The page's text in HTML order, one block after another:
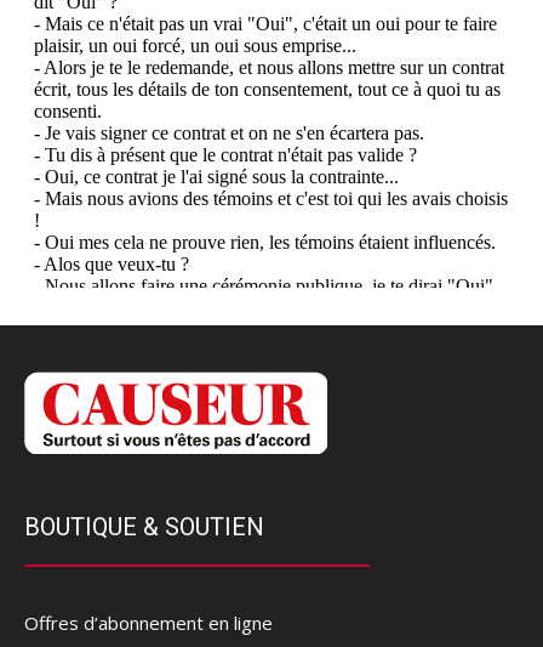
BOUTIQUE & SOUTIEN
Offres d’abonnement en ligne